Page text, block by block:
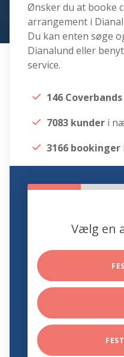
Ønsker du at booke
arrangement i
Du kan enten søge
Dianalund eller
service.
146 Coverbands
7083 kunder i
3166 bookinger
Vælg en